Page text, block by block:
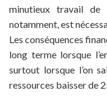
minutieux travail de
notamment, est
Les conséquences
long terme lorsque
surtout lorsque l’on
ressources baisser de